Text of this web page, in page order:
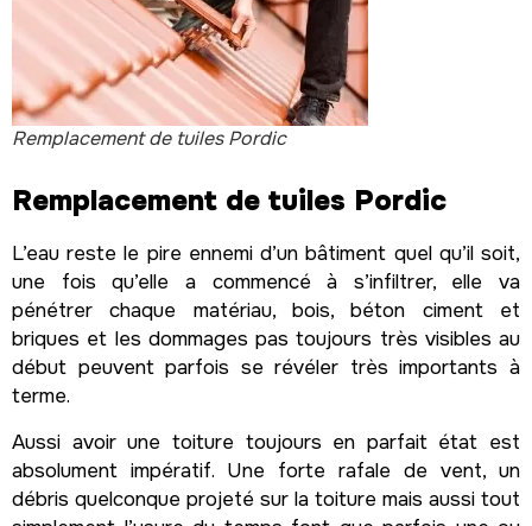
Remplacement de tuiles Pordic
Remplacement de tuiles Pordic
L’eau reste le pire ennemi d’un bâtiment quel qu’il soit,
une fois qu’elle a commencé à s’infiltrer, elle va
pénétrer chaque matériau, bois, béton ciment et
briques et les dommages pas toujours très visibles au
début peuvent parfois se révéler très importants à
terme.
Aussi avoir une toiture toujours en parfait état est
absolument impératif. Une forte rafale de vent, un
débris quelconque projeté sur la toiture mais aussi tout